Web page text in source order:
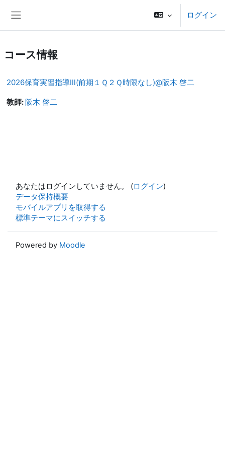
ログイン
コース情報
2026保育実習指導Ⅲ(前期１Ｑ２Ｑ時限なし)@阪木 啓二
教師: 阪木 啓二
あなたはログインしていません。 (ログイン)
データ保持概要
モバイルアプリを取得する
標準テーマにスイッチする
Powered by Moodle